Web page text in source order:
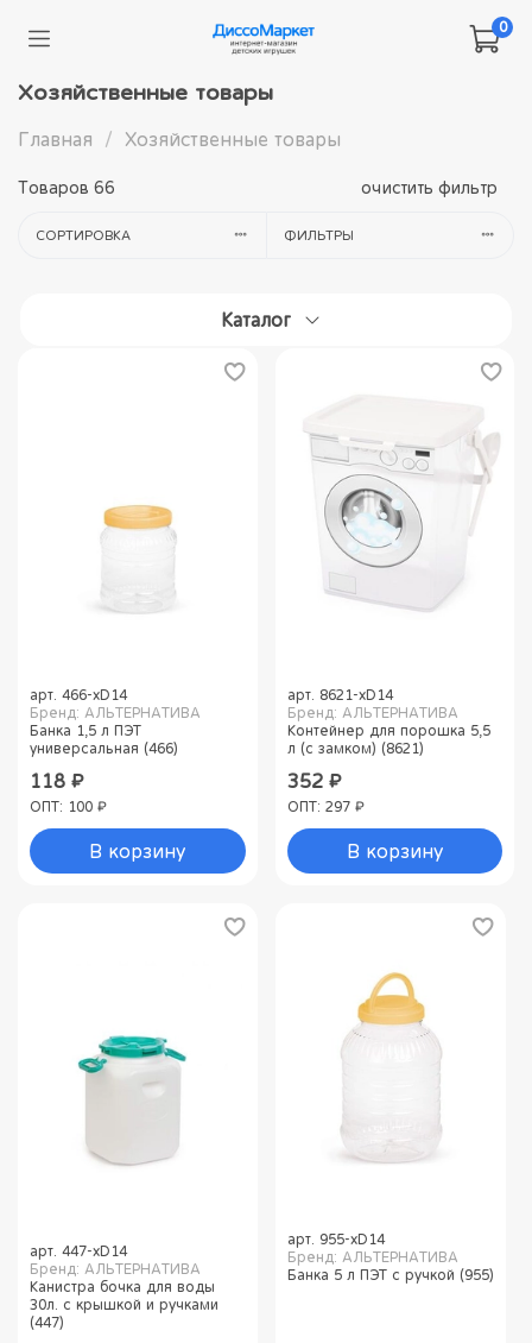
0
Хозяйственные товары
Главная Хозяйственные товары
Товаров 66 очистить фильтр
СОРТИРОВКА ФИЛЬТРЫ
Каталог
арт. 466-xD14
Бренд: АЛЬТЕРНАТИВА
Банка 1,5 л ПЭТ
универсальная (466)
118 ₽
ОПТ: 100 ₽
В корзину
арт.
8621-xD14
Бренд: АЛЬТЕРНАТИВА
Контейнер для порошка 5,5
л (с замком) (8621)
352 ₽
ОПТ: 297 ₽
В корзину
арт. 447-xD14
Бренд: АЛЬТЕРНАТИВА
Канистра бочка для воды
30л. с крышкой и ручками
(447)
арт.
955-xD14
Бренд: АЛЬТЕРНАТИВА
Банка 5 л ПЭТ с ручкой (955)